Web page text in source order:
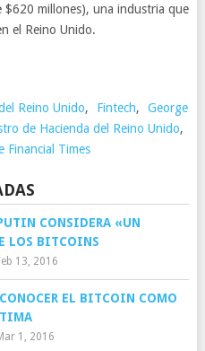
$620 millones), una industria que
el Reino Unido.
Reino Unido, Fintech,
George
de Hacienda del Reino Unido,
Financial Times
CONSIDERA «UN
LOS BITCOINS
13, 2016
EL BITCOIN COMO
1, 2016